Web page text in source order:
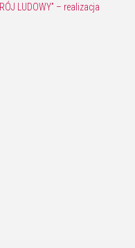
LUDOWY” – realizacja